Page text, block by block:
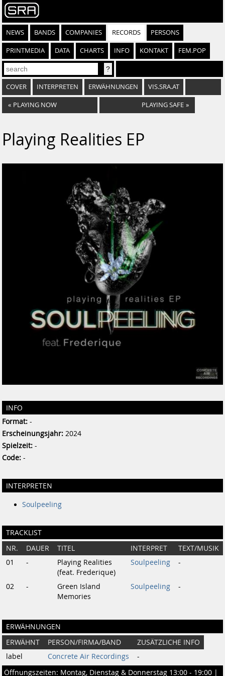
NEWS BANDS COMPANIES RECORDS PERSONS
PRINTMEDIA DATA CHARTS INFO KONTAKT FEM.POP
COVER INTERPRETEN ERWÄHNUNGEN VIS.SRA.AT
« PLAYING NOW PLAYING SAFE »
Playing Realities EP
INFO
Format: -
Erscheinungsjahr: 2024
Spielzeit: -
Code: -
INTERPRETEN
Soulpeeling
TRACKLIST
NR. DAUER TITEL INTERPRET
TEXT/MUSIK
01
-
Playing Realities
(feat. Frederique)
Soulpeeling -
02 -
Green Island
Memories
Soulpeeling -
ERWÄHNUNGEN
ERWÄHNT PERSON/FIRMA/BAND
ZUSÄTZLICHE INFO
label
Concrete Air Recordings
-
Öffnungszeiten: Montag, Dienstag & Donnerstag 13:00 - 19:00 |